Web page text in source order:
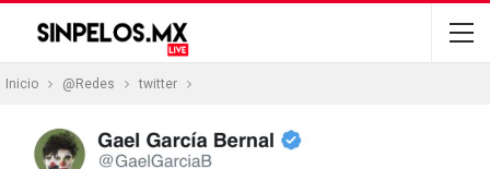
Inicio @Redes twitter